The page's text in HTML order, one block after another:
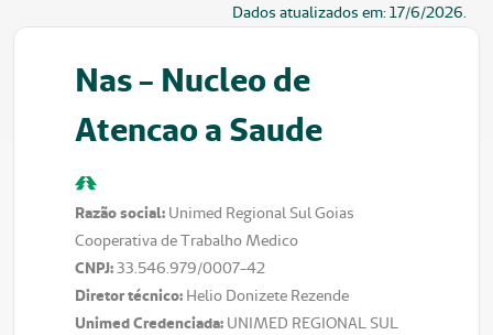
Dados atualizados em: 17/6/2026.
Nas - Nucleo de
Atencao a Saude
Razão social: Unimed Regional Sul Goias
Cooperativa de Trabalho Medico
CNPJ:33.546.979/0007-42
Diretor técnico: Helio Donizete Rezende
Unimed Credenciada: UNIMED REGIONAL SUL